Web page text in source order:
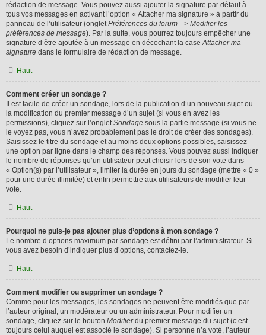
rédaction de message. Vous pouvez aussi ajouter la signature par défaut à
tous vos messages en activant l’option « Attacher ma signature » à partir du
panneau de l’utilisateur (ongletPréférences du forum --> Modifier les
préférences de message). Par la suite, vous pourrez toujours empêcher une
signature d’être ajoutée à un message en décochant la caseAttacher ma
signature dans le formulaire de rédaction de message.
Haut
Comment créer un sondage ?
Il est facile de créer un sondage, lors de la publication d’un nouveau sujet ou
la modification du premier message d’un sujet (si vous en avez les
permissions), cliquez sur l’ongletSondage sous la partie message (si vous ne
le voyez pas, vous n’avez probablement pas le droit de créer des sondages).
Saisissez le titre du sondage et au moins deux options possibles, saisissez
une option par ligne dans le champ des réponses. Vous pouvez aussi indiquer
le nombre de réponses qu’un utilisateur peut choisir lors de son vote dans
« Option(s) par l’utilisateur », limiter la durée en jours du sondage (mettre « 0 »
pour une durée illimitée) et enfin permettre aux utilisateurs de modifier leur
vote.
Haut
Pourquoi ne puis-je pas ajouter plus d’options à mon sondage ?
Le nombre d’options maximum par sondage est défini par l’administrateur. Si
vous avez besoin d’indiquer plus d’options, contactez-le.
Haut
Comment modifier ou supprimer un sondage ?
Comme pour les messages, les sondages ne peuvent être modifiés que par
l’auteur original, un modérateur ou un administrateur. Pour modifier un
sondage, cliquez sur le bouton Modifierdu premier message du sujet (c’est
toujours celui auquel est associé le sondage). Si personne n’a voté, l’auteur